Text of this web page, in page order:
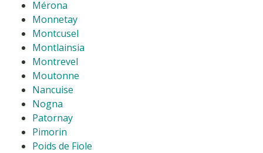
Mérona
Monnetay
Montcusel
Montlainsia
Montrevel
Moutonne
Nancuise
Nogna
Patornay
Pimorin
Poids de Fiole